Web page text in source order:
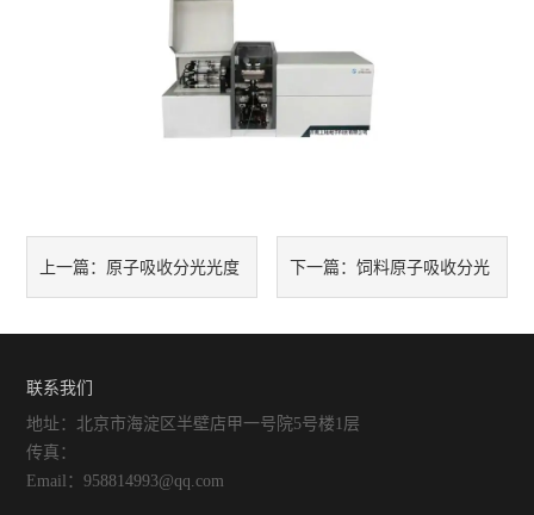
上一篇： 原子吸收分光光度 下一篇： 饲料原子吸收分光
联系我们
地址：北京市海淀区半壁店甲一号院5号楼1层
传真：
Email：958814993@qq.com